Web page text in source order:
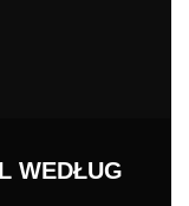
WEDŁUG